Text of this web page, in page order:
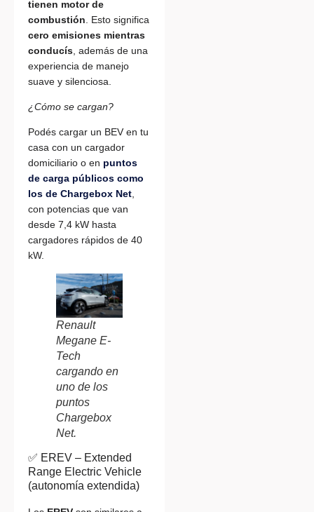
tienen motor de
combustión . Esto significa
cero emisiones mientras
conducís , además de una
experiencia de manejo
suave y silenciosa.
¿Cómo se cargan?
Podés cargar un BEV en tu
casa con un cargador
domiciliario o en puntos
de carga públicos como
los de Chargebox Net,
con potencias que van
desde 7,4 kW hasta
cargadores rápidos de 40
kW.
Renault
Megane E-
Tech
cargando en
uno de los
puntos
Chargebox
Net.
✅ EREV – Extended
Range Electric Vehicle
(autonomía extendida)